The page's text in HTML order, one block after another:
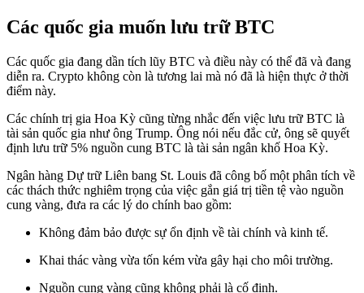
Các quốc gia muốn lưu trữ BTC
Các quốc gia đang dần tích lũy BTC và điều này có thể đã và đang
diễn ra. Crypto không còn là tương lai mà nó đã là hiện thực ở thời
điểm này.
Các chính trị gia Hoa Kỳ cũng từng nhắc đến việc lưu trữ BTC là
tài sản quốc gia như ông Trump. Ông nói nếu đắc cử, ông sẽ quyết
định lưu trữ 5% nguồn cung BTC là tài sản ngân khố Hoa Kỳ.
Ngân hàng Dự trữ Liên bang St. Louis đã công bố một phân tích về
các thách thức nghiêm trọng của việc gắn giá trị tiền tệ vào nguồn
cung vàng, đưa ra các lý do chính bao gồm:
Không đảm bảo được sự ổn định về tài chính và kinh tế.
Khai thác vàng vừa tốn kém vừa gây hại cho môi trường.
Nguồn cung vàng cũng không phải là cố định.